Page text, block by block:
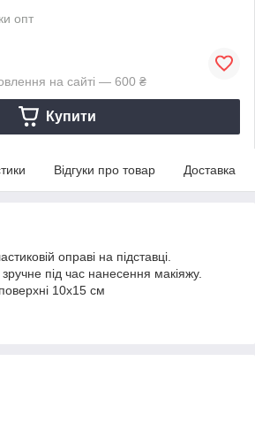
опт
на сайті — 600 ₴
Купити
Відгуки про товар Доставка
оправі на підставці.
під час нанесення макіяжу.
10х15 см